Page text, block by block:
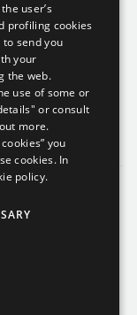
Spielzeuge &
Spiele
Sportartikel
& Konditionen
user’s
profiling cookies
send you
your
the web.
use of some or
or consult
more.
you
cookies. In
policy.